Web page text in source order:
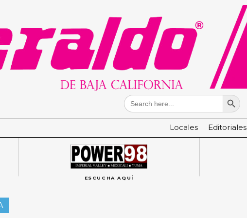
Search
for:
Search Button
Locales Editoriales
ESCUCHA AQUÍ